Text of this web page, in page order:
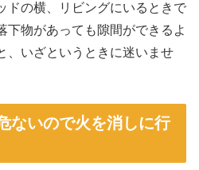
ドの横、リビングにいるときで
下物があっても隙間ができるよ
、いざというときに迷いませ
ないので火を消しに行